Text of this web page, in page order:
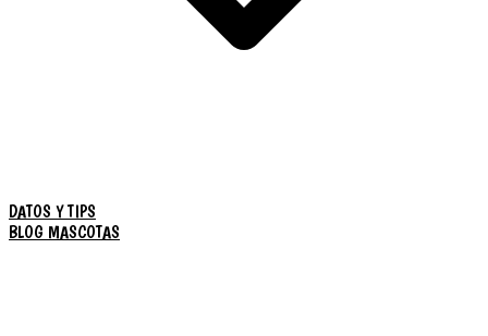
DATOS Y TIPS
BLOG MASCOTAS